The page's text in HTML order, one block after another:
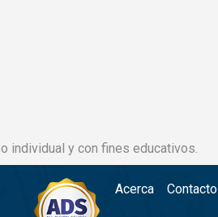
individual y con fines educativos.
Acerca Contacto